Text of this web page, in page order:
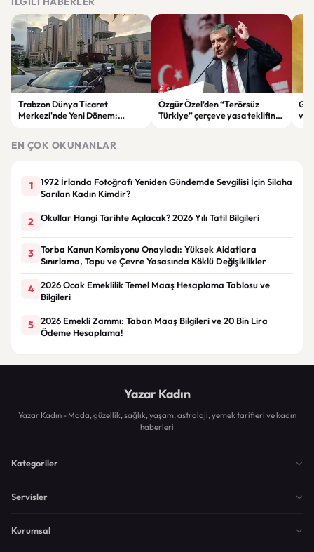
Trabzon Dünya Ticaret
Merkezi'nde Yeni Dönem:
Zaman Tamamlanacak?
Özgür Özel’den “Terörsüz
Türkiye” çerçeve yasa teklifine
ve
EN ÇOK OKUNANLAR
1
1972 İrlanda Fotoğrafı Yeniden Gündemde Sevgilisi İçin Silaha
Sarılan Kadın Kimdir?
2 Okullar Hangi Tarihte Açılacak? 2026 Yılı Tatil Bilgileri
3
Torba Kanun Komisyonu Onayladı: Yüksek Aidatlara
Sınırlama, Tapu ve Çevre Yasasında Köklü Değişiklikler
4
2026 Ocak Emeklilik Temel Maaş Hesaplama Tablosu ve
Bilgileri
5
2026 Emekli Zammı: Taban Maaş Bilgileri ve 20 Bin Lira
Ödeme Hesaplama!
Yazar Kadın
Yazar Kadın - Moda, güzellik, sağlık, yaşam, astroloji, yemek tarifleri ve kadın
haberleri
Kategoriler
Servisler
Kurumsal